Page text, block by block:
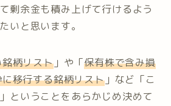
剰余金も積み上げて行けるよう
いと思います。
柄リスト」や「保有株で含み損
移行する銘柄リスト」など「こ
ということをあらかじめ決めて